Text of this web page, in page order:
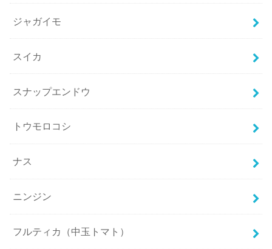
ジャガイモ
スイカ
スナップエンドウ
トウモロコシ
ナス
ニンジン
フルティカ（中玉トマト）